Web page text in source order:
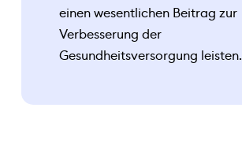
einen wesentlichen Beitrag zur
Verbesserung der
Gesundheitsversorgung leisten.